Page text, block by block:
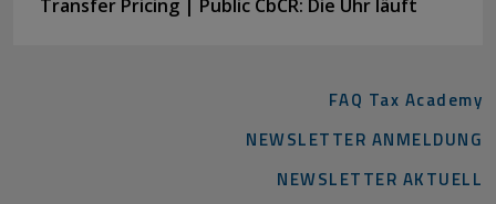
Transfer Pricing | Public CbCR: Die Uhr läuft
FAQ Tax Academy
NEWSLETTER ANMELDUNG
NEWSLETTER AKTUELL